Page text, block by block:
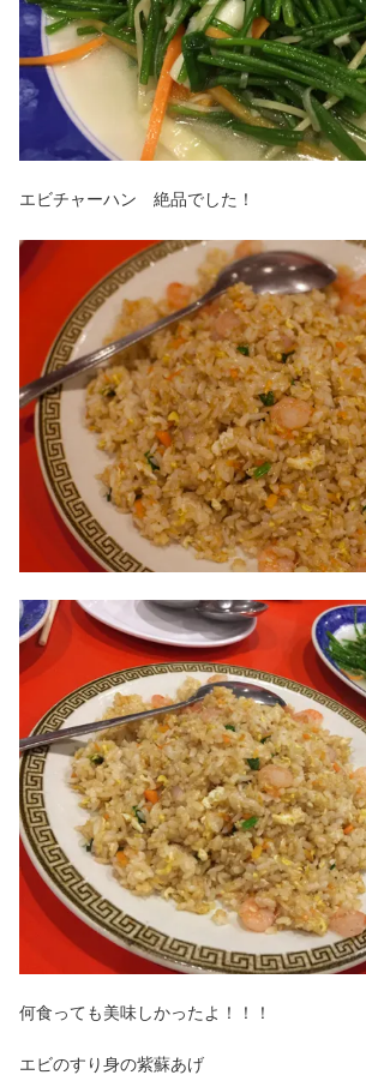
エビチャーハン 絶品でした！
何食っても美味しかったよ！！！
エビのすり身の紫蘇あげ